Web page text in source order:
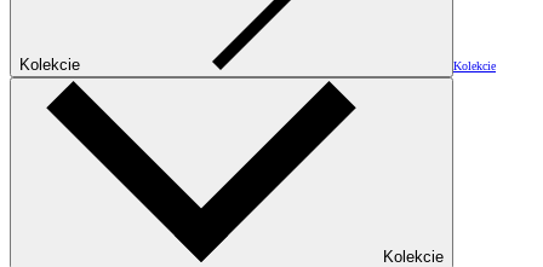
Kolekcie Kolekcie
Kolekcie